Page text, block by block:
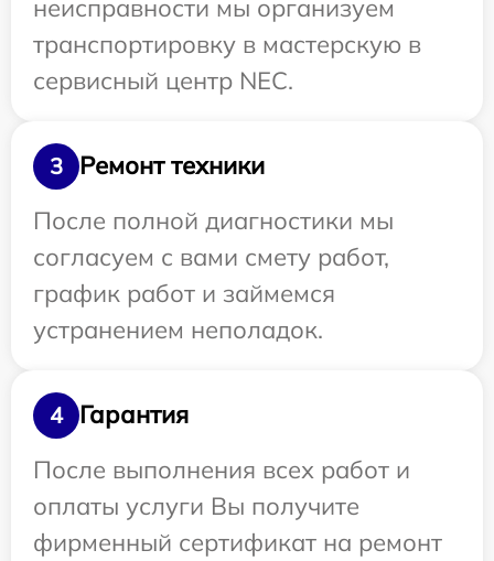
неисправности мы организуем
транспортировку в мастерскую в
сервисный центр NEC.
3
Ремонт техники
После полной диагностики мы
согласуем с вами смету работ,
график работ и займемся
устранением неполадок.
4
Гарантия
После выполнения всех работ и
оплаты услуги Вы получите
фирменный сертификат на ремонт